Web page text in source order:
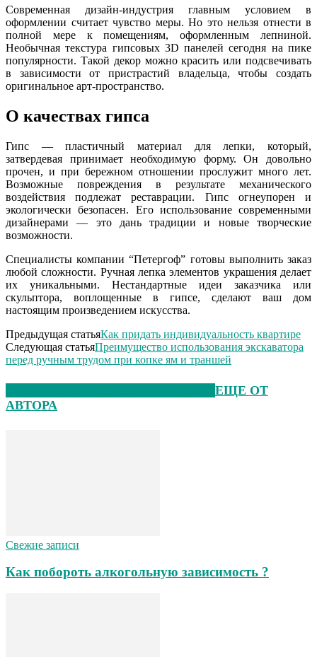
Современная дизайн-индустрия главным условием в
оформлении считает чувство меры. Но это нельзя отнести в
полной мере к помещениям, оформленным лепниной.
Необычная текстура гипсовых 3D панелей сегодня на пике
популярности. Такой декор можно красить или подсвечивать
в зависимости от пристрастий владельца, чтобы создать
оригинальное арт-пространство.
О качествах гипса
Гипс — пластичный материал для лепки, который,
затвердевая принимает необходимую форму. Он довольно
прочен, и при бережном отношении прослужит много лет.
Возможные повреждения в результате механического
воздействия подлежат реставрации. Гипс огнеупорен и
экологически безопасен. Его использование современными
дизайнерами — это дань традиции и новые творческие
возможности.
Специалисты компании “Петергоф” готовы выполнить заказ
любой сложности. Ручная лепка элементов украшения делает
их уникальными. Нестандартные идеи заказчика или
скульптора, воплощенные в гипсе, сделают ваш дом
настоящим произведением искусства.
Предыдущая статьяКак придать индивидуальность квартире
Следующая статьяПреимущество использования экскаватора
перед ручным трудом при копке ям и траншей
ЕЩЕ ОТ
АВТОРА
Свежие записи
Как побороть алкогольную зависимость ?